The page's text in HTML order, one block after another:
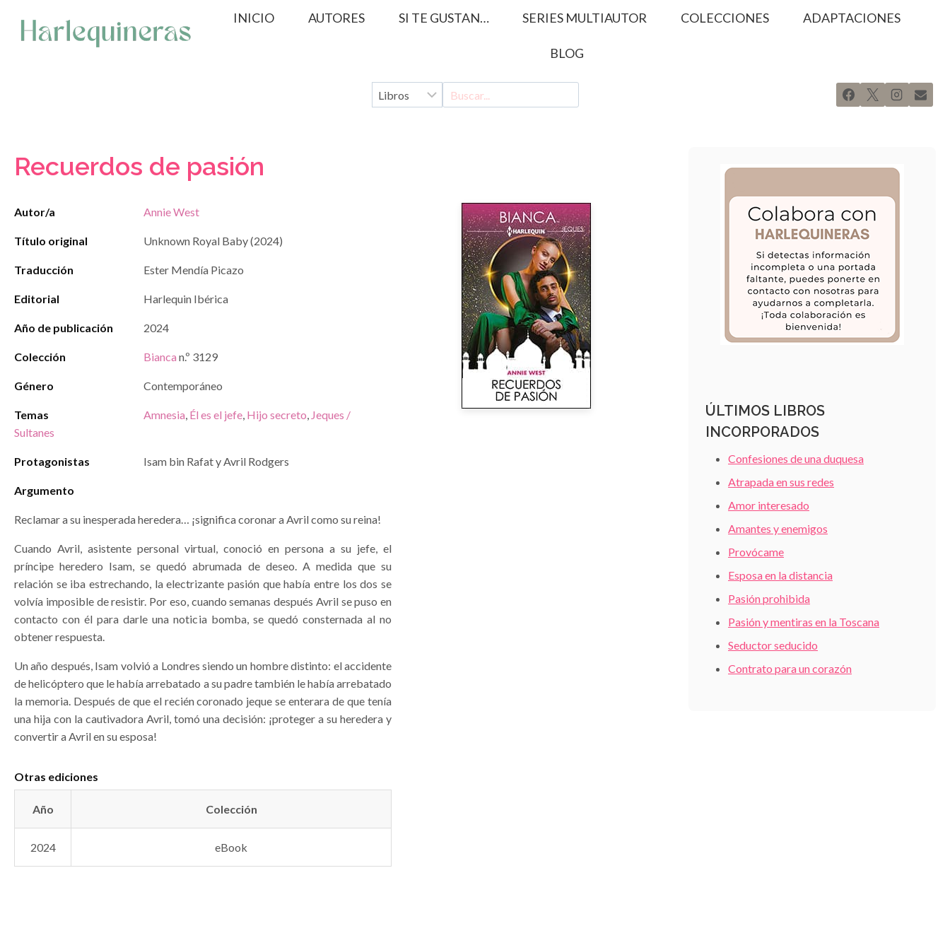
contenido
INICIO AUTORES SI TE GUSTAN… SERIES MULTIAUTOR COLECCIONES ADAPTACIONES
BLOG
Recuerdos de pasión
Autor/a Annie West
Título original Unknown Royal Baby (2024)
Traducción Ester Mendía Picazo
Editorial Harlequin Ibérica
Año de publicación 2024
Colección Bianca n.º 3129
Género Contemporáneo
Temas Amnesia, Él es el jefe, Hijo secreto, Jeques /
Sultanes
Protagonistas Isam bin Rafat y Avril Rodgers
Argumento
Reclamar a su inesperada heredera… ¡significa coronar a Avril como su reina!
Cuando Avril, asistente personal virtual, conoció en persona a su jefe, el
príncipe heredero Isam, se quedó abrumada de deseo. A medida que su
relación se iba estrechando, la electrizante pasión que había entre los dos se
volvía imposible de resistir. Por eso, cuando semanas después Avril se puso en
contacto con él para darle una noticia bomba, se quedó consternada al no
obtener respuesta.
Un año después, Isam volvió a Londres siendo un hombre distinto: el accidente
de helicóptero que le había arrebatado a su padre también le había arrebatado
la memoria. Después de que el recién coronado jeque se enterara de que tenía
una hija con la cautivadora Avril, tomó una decisión: ¡proteger a su heredera y
convertir a Avril en su esposa!
Otras ediciones
Año Colección
2024 eBook
ÚLTIMOS LIBROS
INCORPORADOS
Confesiones de una duquesa
Atrapada en sus redes
Amor interesado
Amantes y enemigos
Provócame
Esposa en la distancia
Pasión prohibida
Pasión y mentiras en la Toscana
Seductor seducido
Contrato para un corazón